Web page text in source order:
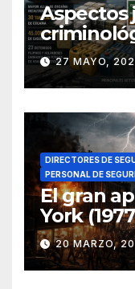
Aspectos
lucha
en el sur
27 MAYO,
DIRECTORES DE
PERSONAL DE
El gran
York
20 MARZO,